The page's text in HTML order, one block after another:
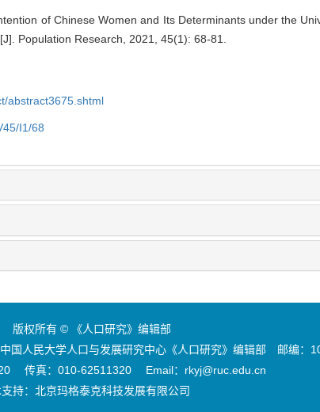
of Chinese Women and Its Determinants under the
Population Research, 2021, 45(1): 68-81.
abstract3675.shtml
I1/68
版权所有 © 《人口研究》编辑部
国人民大学人口与发展研究中心《人口研究》编辑部 邮编：
传真：010-62511320 Email：rkyj@ruc.edu.cn
持： 北京玛格泰克科技发展有限公司